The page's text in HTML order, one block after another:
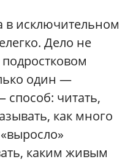
в исключительном
Дело не
один —
читать,
как много
каким живым